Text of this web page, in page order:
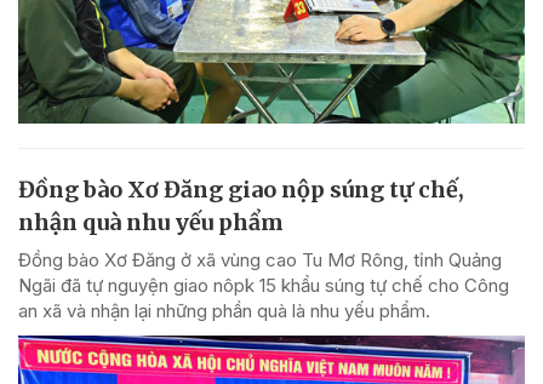
Đồng bào Xơ Đăng giao nộp súng tự chế,
nhận quà nhu yếu phẩm
Đồng bào Xơ Đăng ở xã vùng cao Tu Mơ Rông, tỉnh Quảng
Ngãi đã tự nguyện giao nôpk 15 khẩu súng tự chế cho Công
an xã và nhận lại những phần quà là nhu yếu phẩm.